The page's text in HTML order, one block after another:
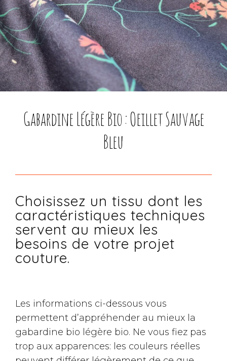
Gabardine Légère Bio : Oeillet Sauvage
Bleu
Choisissez un tissu dont les
caractéristiques techniques
servent au mieux les
besoins de votre projet
couture.
Les informations ci-dessous vous
permettent d’appréhender au mieux la
gabardine bio légère bio. Ne vous fiez pas
trop aux apparences: les couleurs réelles